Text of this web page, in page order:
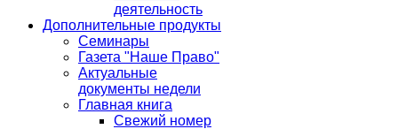
деятельность
Дополнительные продукты
Семинары
Газета "Наше Право"
Актуальные
документы недели
Главная книга
Свежий номер